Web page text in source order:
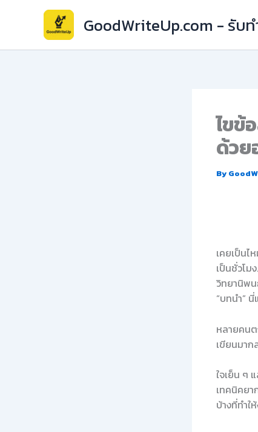
GoodWriteUp.com - รับ
ไขข้
ด้วย
By
เคยเป็นไ
เป็นชั่วโม
วิทยานิพ
“บทนำ”
หลายคนต
เขียนมาก
ใจเย็น ๆ
เทคนิคยา
บ้างที่ทำใ